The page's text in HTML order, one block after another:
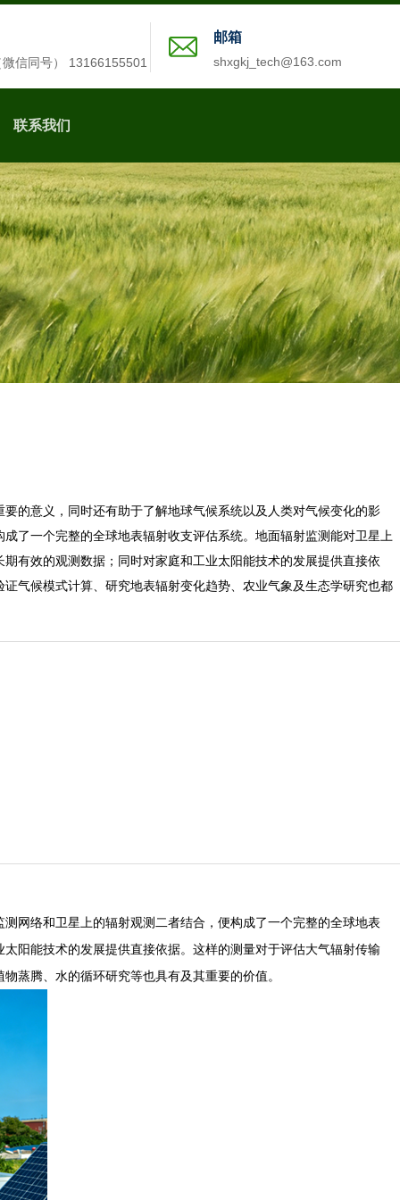
信同号） 13166155501
邮箱
shxgkj_tech@163.com
联系我们
的意义，同时还有助于了解地球气候系统以及人类对气候变化的影
了一个完整的全球地表辐射收支评估系统。地面辐射监测能对卫星上
有效的观测数据；同时对家庭和工业太阳能技术的发展提供直接依
气候模式计算、研究地表辐射变化趋势、农业气象及生态学研究也都
网络和卫星上的辐射观测二者结合，便构成了一个完整的全球地表
阳能技术的发展提供直接依据。这样的测量对于评估大气辐射传输
蒸腾、水的循环研究等也具有及其重要的价值。